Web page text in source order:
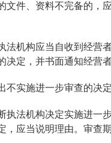
、资料不完备的，应
构应当自收到经营者
决定，并书面通知经营
实施进一步审查的决
机构决定实施进一步
，应当说明理由。审查